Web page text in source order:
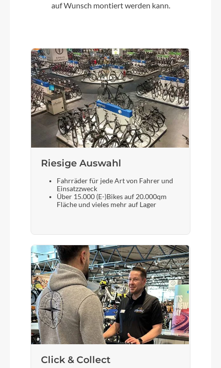
Steuersatz
Acros AIF-1133
Sattel
Syncros Tofino Regular 2.5
Speedster Gravel HMF Flatmount Disc, 1 1/4"-1
1/2" Eccentric Carbon steerer
auf Wunsch montiert werden kann.
Riesige Auswahl
Fahrräder für jede Art von Fahrer und
Einsatzzweck
Über 15.000 (E-)Bikes auf 20.000qm
Fläche und vieles mehr auf Lager
Click & Collect